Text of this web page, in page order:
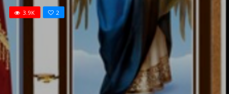
2
3.9K